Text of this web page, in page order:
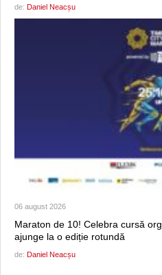
de: Daniel Neacșu
06 august 2026
Maraton de 10! Celebra cursă
ajunge la o ediție rotundă
de: Daniel Neacșu